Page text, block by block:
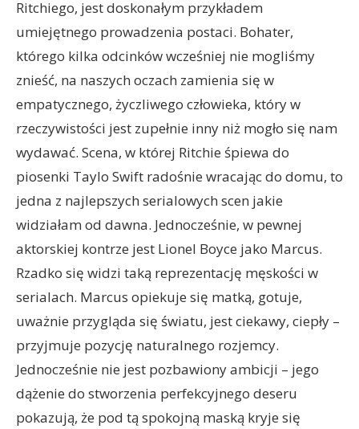
Ritchiego, jest doskonałym przykładem
umiejętnego prowadzenia postaci. Bohater,
którego kilka odcinków wcześniej nie mogliśmy
znieść, na naszych oczach zamienia się w
empatycznego, życzliwego człowieka, który w
rzeczywistości jest zupełnie inny niż mogło się nam
wydawać. Scena, w której Ritchie śpiewa do
piosenki Taylo Swift radośnie wracając do domu, to
jedna z najlepszych serialowych scen jakie
widziałam od dawna. Jednocześnie, w pewnej
aktorskiej kontrze jest Lionel Boyce jako Marcus.
Rzadko się widzi taką reprezentację męskości w
serialach. Marcus opiekuje się matką, gotuje,
uważnie przygląda się światu, jest ciekawy, ciepły –
przyjmuje pozycję naturalnego rozjemcy.
Jednocześnie nie jest pozbawiony ambicji – jego
dążenie do stworzenia perfekcyjnego deseru
pokazują, że pod tą spokojną maską kryje się